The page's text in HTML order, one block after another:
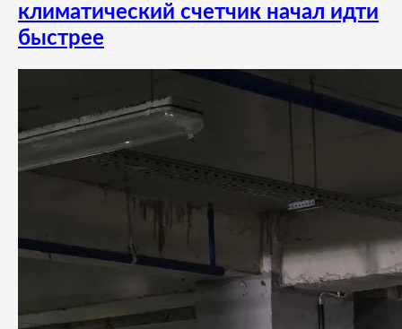
климатический счетчик начал идти
быстрее